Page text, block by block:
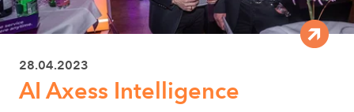
28.04.2023
AI Axess Intelligence